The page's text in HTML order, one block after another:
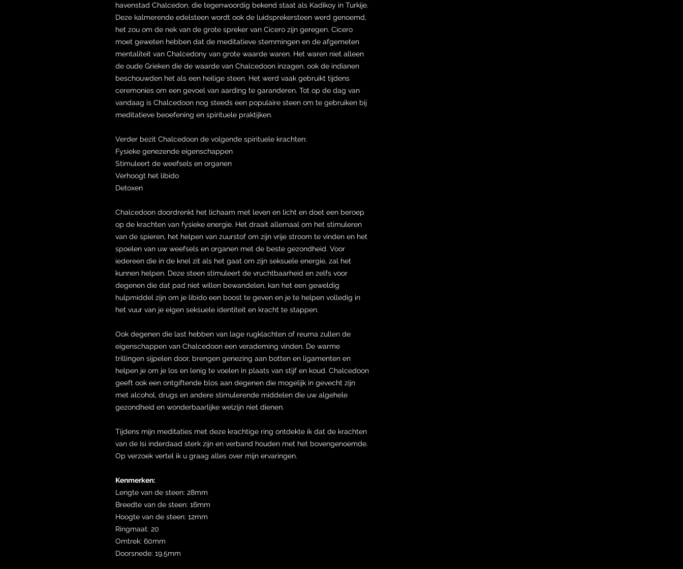
havenstad Chalcedon, die tegenwoordig bekend staat als Kadikoy in Turkije.
Deze kalmerende edelsteen wordt ook de luidsprekersteen werd genoemd,
het zou om de nek van de grote spreker van Cicero zijn geregen. Cicero
moet geweten hebben dat de meditatieve stemmingen en de afgemeten
mentaliteit van Chalcedony van grote waarde waren. Het waren niet alleen
de oude Grieken die de waarde van Chalcedoon inzagen, ook de indianen
beschouwden het als een heilige steen. Het werd vaak gebruikt tijdens
ceremonies om een ​​gevoel van aarding te garanderen. Tot op de dag van
vandaag is Chalcedoon nog steeds een populaire steen om te gebruiken bij
meditatieve beoefening en spirituele praktijken.
Verder bezit Chalcedoon de volgende spirituele krachten:
Fysieke genezende eigenschappen
Stimuleert de weefsels en organen
Verhoogt het libido
Detoxen
Chalcedoon doordrenkt het lichaam met leven en licht en doet een beroep
op de krachten van fysieke energie. Het draait allemaal om het stimuleren
van de spieren, het helpen van zuurstof om zijn vrije stroom te vinden en het
spoelen van uw weefsels en organen met de beste gezondheid. Voor
iedereen die in de knel zit als het gaat om zijn seksuele energie, zal het
kunnen helpen. Deze steen stimuleert de vruchtbaarheid en zelfs voor
degenen die dat pad niet willen bewandelen, kan het een geweldig
hulpmiddel zijn om je libido een boost te geven en je te helpen volledig in
het vuur van je eigen seksuele identiteit en kracht te stappen.
Ook degenen die last hebben van lage rugklachten of reuma zullen de
eigenschappen van Chalcedoon een verademing vinden. De warme
trillingen sijpelen door, brengen genezing aan botten en ligamenten en
helpen je om je los en lenig te voelen in plaats van stijf en koud. Chalcedoon
geeft ook een ontgiftende blos aan degenen die mogelijk in gevecht zijn
met alcohol, drugs en andere stimulerende middelen die uw algehele
gezondheid en wonderbaarlijke welzijn niet dienen.
Tijdens mijn meditaties met deze krachtige ring ontdekte ik dat de krachten
van de Isi inderdaad sterk zijn en verband houden met het bovengenoemde.
Op verzoek vertel ik u graag alles over mijn ervaringen.
Kenmerken:
Lengte van de steen: 28mm
Breedte van de steen: 16mm
Hoogte van de steen: 12mm
Ringmaat: 20
Omtrek: 60mm
Doorsnede: 19,5mm